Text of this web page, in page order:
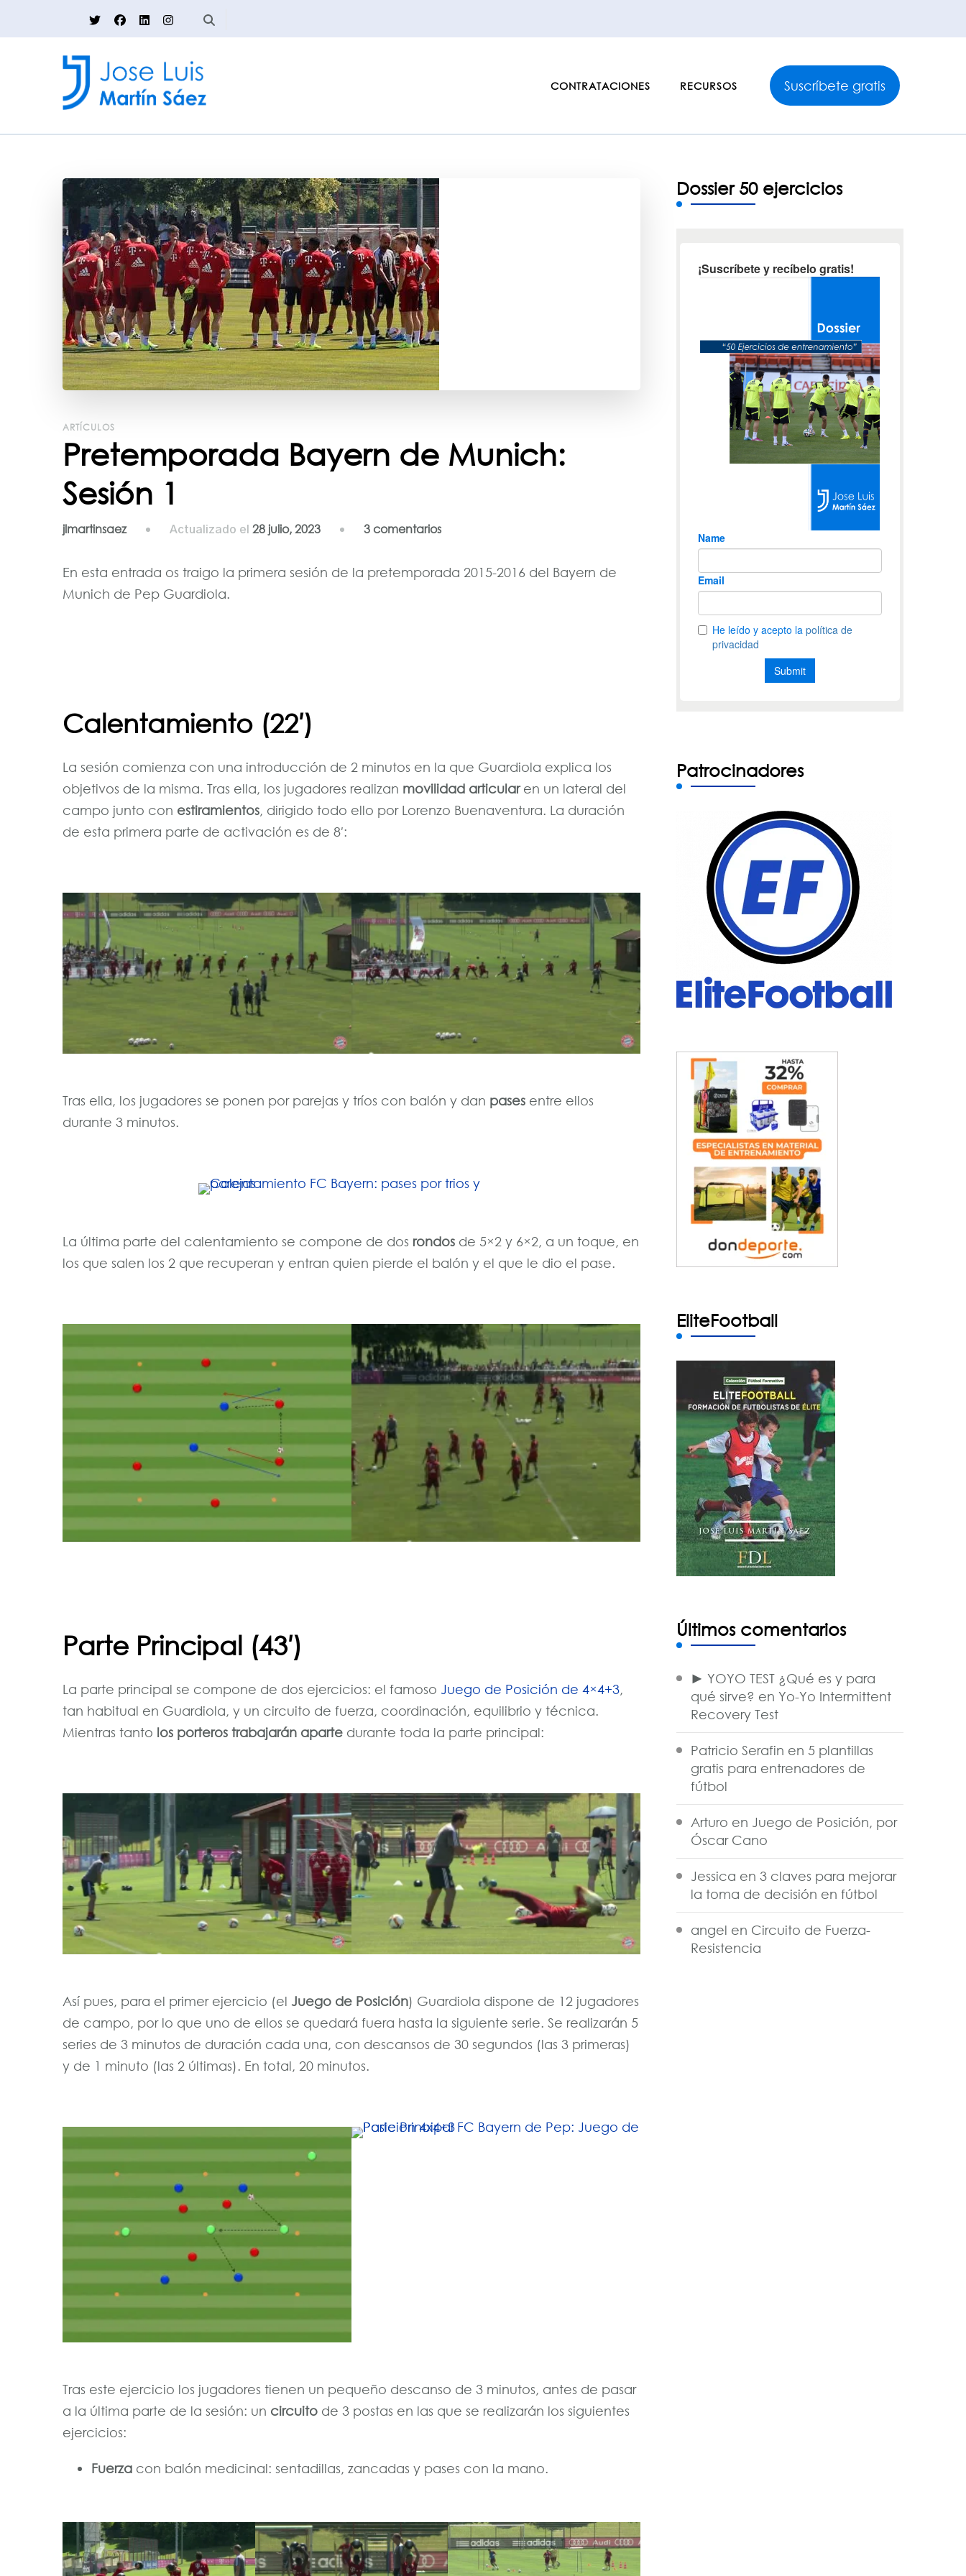
Jose Luis Martín
CONTRATACIONES RECURSOS Suscríbete gratis
ARTÍCULOS
Pretemporada Bayern de Munich:
Sesión 1
jlmartinsaez Actualizado el 28 julio, 2023 3 comentariosen
Bayern
En esta entrada os traigo la primera sesión de la pretemporada 2015-2016 del Bayern de
Munich de Pep Guardiola.
Calentamiento (22′)
La sesión comienza con una introducción de 2 minutos en la que Guardiola explica los
objetivos de la misma. Tras ella, los jugadores realizan movilidad articularen un lateral del
campo junto con estiramientos, dirigido todo ello por Lorenzo Buenaventura. La duración
de esta primera parte de activación es de 8′:
Tras ella, los jugadores se ponen por parejas y tríos con balón y dan pases entre ellos
durante 3 minutos.
La última parte del calentamiento se compone de dos rondos de 5×2 y 6×2, a un toque, en
los que salen los 2 que recuperan y entran quien pierde el balón y el que le dio el pase.
Parte Principal (43′)
La parte principal se compone de dos ejercicios: el famoso Juego de Posición de 4×4+3,
tan habitual en Guardiola, y un circuito de fuerza, coordinación, equilibrio y técnica.
Mientras tanto los porteros trabajarán aparte durante toda la parte principal:
Así pues, para el primer ejercicio (el Juego de Posición) Guardiola dispone de 12 jugadores
de campo, por lo que uno de ellos se quedará fuera hasta la siguiente serie. Se realizarán 5
series de 3 minutos de duración cada una, con descansos de 30 segundos (las 3 primeras)
y de 1 minuto (las 2 últimas). En total, 20 minutos.
Tras este ejercicio los jugadores tienen un pequeño descanso de 3 minutos, antes de pasar
a la última parte de la sesión: un circuito de 3 postas en las que se realizarán los siguientes
ejercicios:
Fuerza con balón medicinal: sentadillas, zancadas y pases con la mano.
Dossier 50 ejercicios
Patrocinadores
EliteFootball
Últimos comentarios
► YOYO TEST ¿Qué es y para
qué sirve? enYo-Yo Intermittent
Recovery Test
Patricio Serafin en 5 plantillas
gratis para entrenadores de
fútbol
Arturo en Juego de Posición, por
Óscar Cano
Jessica en3 claves para mejorar
la toma de decisión en fútbol
angel en Circuito de Fuerza-
Resistencia